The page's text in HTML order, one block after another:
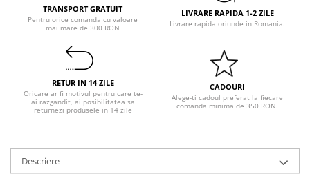
Petreceri Adulti
Pastel Party
Petrecere Disco
Petrecere Anii '20
Petrecere Mexicana
Petrecere Tropicala
Petrecere 30 ani
Petrecere 40 Ani
TRANSPORT GRATUIT
Pentru orice comanda cu valoare
mai mare de 300 RON
LIVRARE RAPIDA 1-2 ZILE
Livrare rapida oriunde in Romania.
RETUR IN 14 ZILE
Oricare ar fi motivul pentru care te-
ai razgandit, ai posibilitatea sa
returnezi produsele in 14 zile
CADOURI
Alege-ti cadoul preferat la fiecare
comanda minima de 350 RON.
Descriere